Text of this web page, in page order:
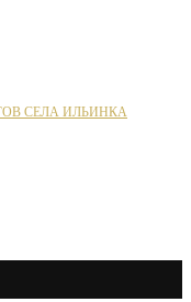
СЕЛА ИЛЬИНКА